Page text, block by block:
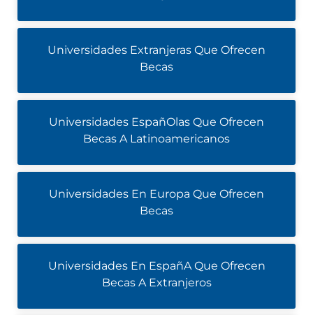
Universidades Extranjeras Que Ofrecen
Becas
Universidades EspañOlas Que Ofrecen
Becas A Latinoamericanos
Universidades En Europa Que Ofrecen
Becas
Universidades En EspañA Que Ofrecen
Becas A Extranjeros